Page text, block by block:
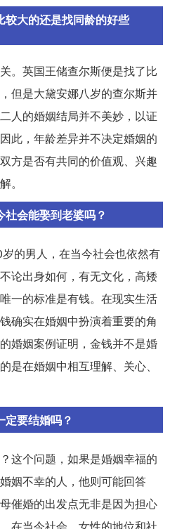
较大的还是找同龄的好些
。英国王储查尔斯便是找了比
但是大黛安娜八岁的查尔斯并
人的婚姻结局并不美妙，以证
此，年龄差异并不决定婚姻的
方是否有共同的价值观、兴趣
。
社会能娶到老婆吗？
的男人，在当今社会也依然有
论出身如何，有无文化，高矮
一的标准是有钱。在现实生活
确实在婚姻中扮演着重要的角
婚姻案例证明，金钱并不是婚
是在婚姻中相互理解、关心、
定要结婚吗？
这个问题，如果是婚姻幸福的
姻不幸的人，他则可能回答
催婚的出发点无非是因为担心